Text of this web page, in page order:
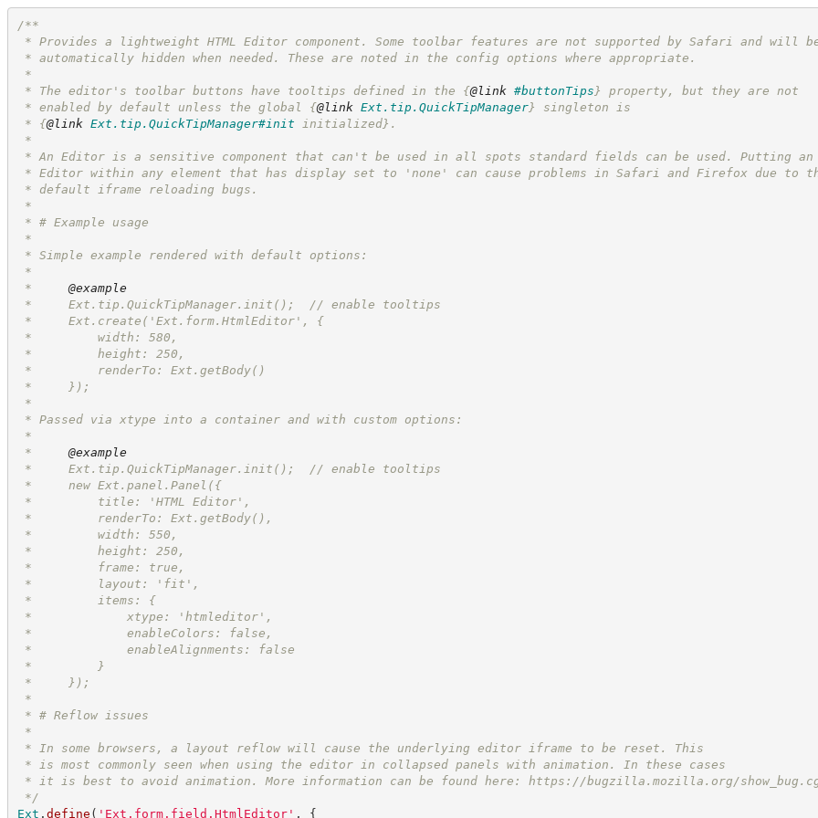
/**
* Provides a lightweight HTML Editor component. Some toolbar features are not supported by Safari and will
* automatically hidden when needed. These are noted in the config options where appropriate.
*
* The editor's toolbar buttons have tooltips defined in the {@link #buttonTips } property, but they are not
* enabled by default unless the global {@link Ext.tip.QuickTipManager} singleton is
* {@link Ext.tip.QuickTipManager#init initialized} .
*
* An Editor is a sensitive component that can't be used in all spots standard fields can be used. Putting an
* Editor within any element that has display set to 'none' can cause problems in Safari and Firefox due to
* default iframe reloading bugs.
*
* # Example usage
*
* Simple example rendered with default options:
*
* @example
*     Ext.tip.QuickTipManager.init();  // enable tooltips
*     Ext.create('Ext.form.HtmlEditor', {
*         width: 580,
*         height: 250,
*         renderTo: Ext.getBody()
*     });
*
* Passed via xtype into a container and with custom options:
*
* @example
*     Ext.tip.QuickTipManager.init();  // enable tooltips
*     new Ext.panel.Panel({
*         title: 'HTML Editor',
*         renderTo: Ext.getBody(),
*         width: 550,
*         height: 250,
*         frame: true,
*         layout: 'fit',
*         items: {
*             xtype: 'htmleditor',
*             enableColors: false,
*             enableAlignments: false
*         }
*     });
*
* # Reflow issues
*
* In some browsers, a layout reflow will cause the underlying editor iframe to be reset. This
* is most commonly seen when using the editor in collapsed panels with animation. In these cases
* it is best to avoid animation. More information can be found here: https://bugzilla.mozilla.org/
*/
Ext . define ( ' Ext.form.field.HtmlEditor' ,
{